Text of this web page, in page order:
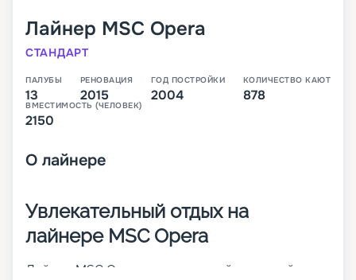
Лайнер MSC Opera
СТАНДАРТ
ПАЛУБЫ
13
РЕНОВАЦИЯ
2015
ГОД ПОСТРОЙКИ
2004
КОЛИЧЕСТВО КАЮТ
878
ВМЕСТИМОСТЬ (ЧЕЛОВЕК)
2150
О лайнере
Увлекательный отдых на
лайнере MSC Opera
Лайнер MSC Opera – просторный круизный